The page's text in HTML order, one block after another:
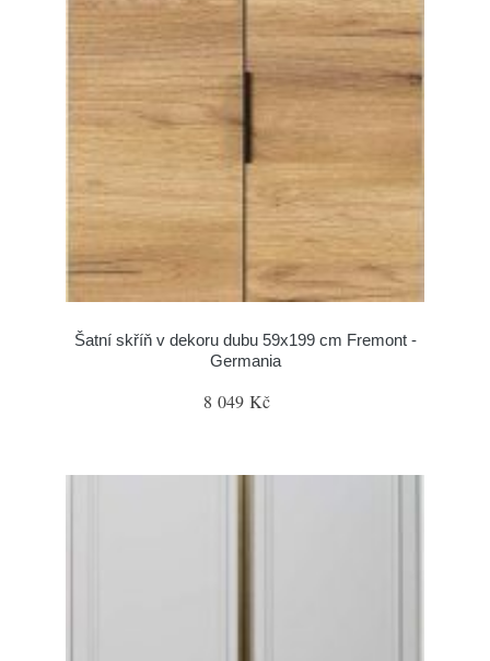
Šatní skříň v dekoru dubu 59x199 cm Fremont -
Germania
8 049 Kč